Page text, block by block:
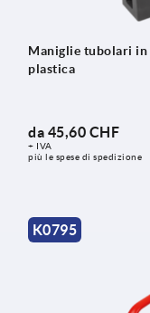
Maniglie tubolari
plastica
da 45,60 CHF
+ IVA
più le spese di spedizione
K0795